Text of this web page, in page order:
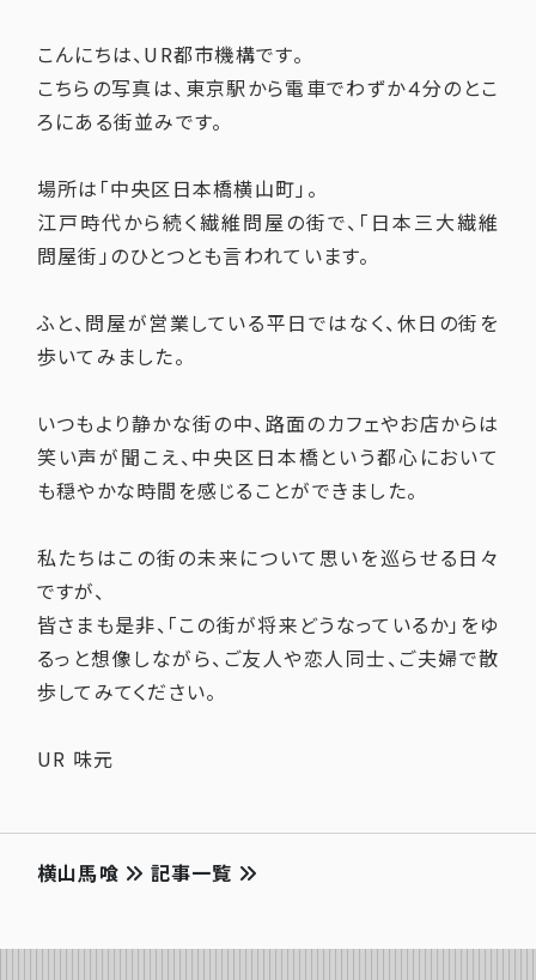
こんにちは、UR都市機構です。
こちらの写真は、東京駅から電車でわずか４分のとこ
ろにある街並みです。
場所は「中央区日本橋横山町」。
江戸時代から続く繊維問屋の街で、「日本三大繊維
問屋街」のひとつとも言われています。
ふと、問屋が営業している平日ではなく、休日の街を
歩いてみました。
いつもより静かな街の中、路面のカフェやお店からは
笑い声が聞こえ、中央区日本橋という都心において
も穏やかな時間を感じることができました。
私たちはこの街の未来について思いを巡らせる日々
ですが、
皆さまも是非、「この街が将来どうなっているか」をゆ
るっと想像しながら、ご友人や恋人同士、ご夫婦で散
歩してみてください。
UR 味元
横山馬喰 記事一覧